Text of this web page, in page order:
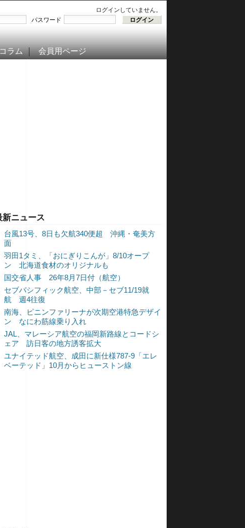
ログインしていません。
パスワード
ラム 会員用ページ
新ニュース
台風13号、8日も欠航340便超 沖縄・奄美方
面
羽田1タミ、「おにぎりこんが」8/10オープ
ン 北海道食材のオリジナルも
国交省人事 26年8月7日付（航空）
セブパシフィック航空、中部－セブ11/19就
航 週4往復
南海、ピニンファリーナが次期空港特急デザイ
ン なにわ筋線乗り入れ
JAL、マレーシア航空の福岡新路線とコードシ
ェア 訪日客の地方誘客拡大
ユナイテッド航空、成田に新仕様787-9「エレ
ベーテッド」10月からヒューストン線